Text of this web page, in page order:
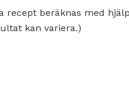
recept beräknas med
kan variera.)